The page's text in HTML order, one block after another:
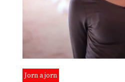
Jorn a jorn